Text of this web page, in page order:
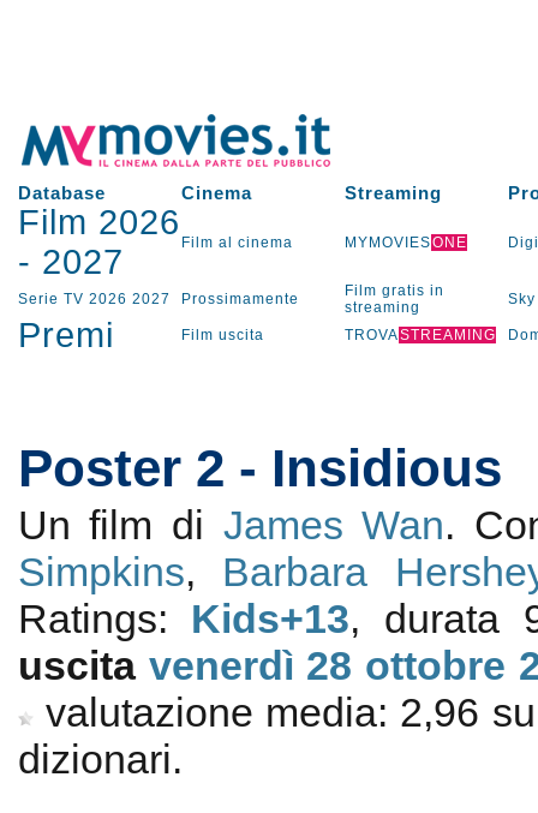
Database Cinema Streaming
Film 2026
- 2027 Film al cinema MYMOVIESONE
Serie TV 2026 2027 Prossimamente
Film gratis in
streaming
Sky
Premi Film uscita TROVASTREAMING
Poster 2 - Insidious
Un film di James Wan.
Simpkins, Barbara
Ratings: Kids+13, durata
uscita venerdì 28 ottobre
valutazione media: 2,96
dizionari.